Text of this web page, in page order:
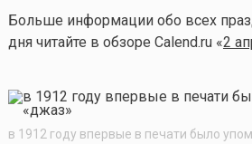
Больше информации обо всех
дня читайте в обзоре Calend.ru «2
в 1912 году впервые в печати было